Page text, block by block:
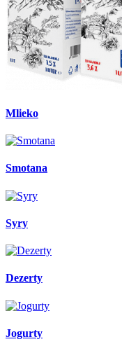
Mlieko
Smotana
Syry
Dezerty
Jogurty